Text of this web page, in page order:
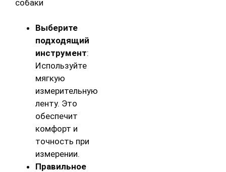
собаки
Выберите
подходящий
инструмент:
Используйте
мягкую
измерительную
ленту. Это
обеспечит
комфорт и
точность при
измерении.
Правильное